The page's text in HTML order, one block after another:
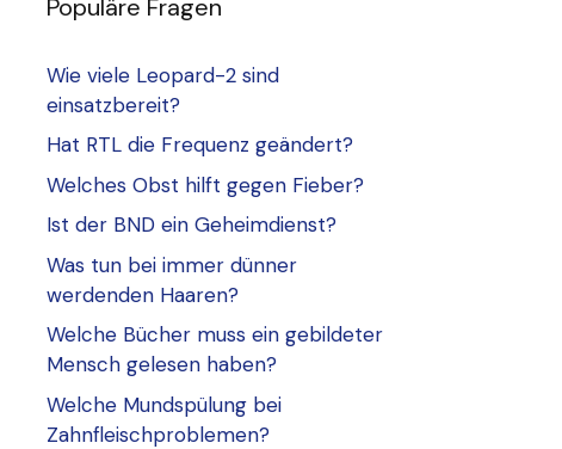
Populäre Fragen
Wie viele Leopard-2 sind
einsatzbereit?
Hat RTL die Frequenz geändert?
Welches Obst hilft gegen Fieber?
Ist der BND ein Geheimdienst?
Was tun bei immer dünner
werdenden Haaren?
Welche Bücher muss ein gebildeter
Mensch gelesen haben?
Welche Mundspülung bei
Zahnfleischproblemen?